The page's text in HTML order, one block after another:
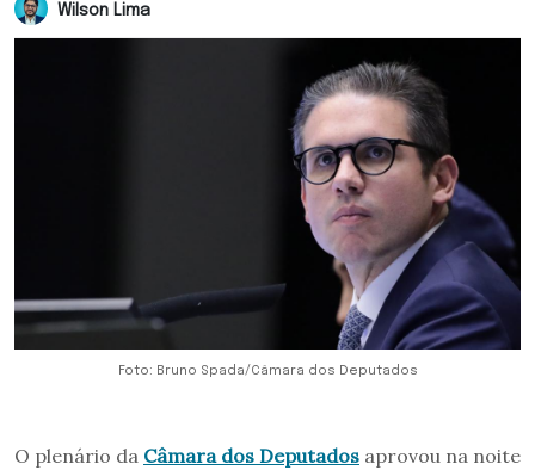
Wilson Lima
Foto: Bruno Spada/Câmara dos Deputados
O plenário da Câmara dos Deputados aprovou na noite